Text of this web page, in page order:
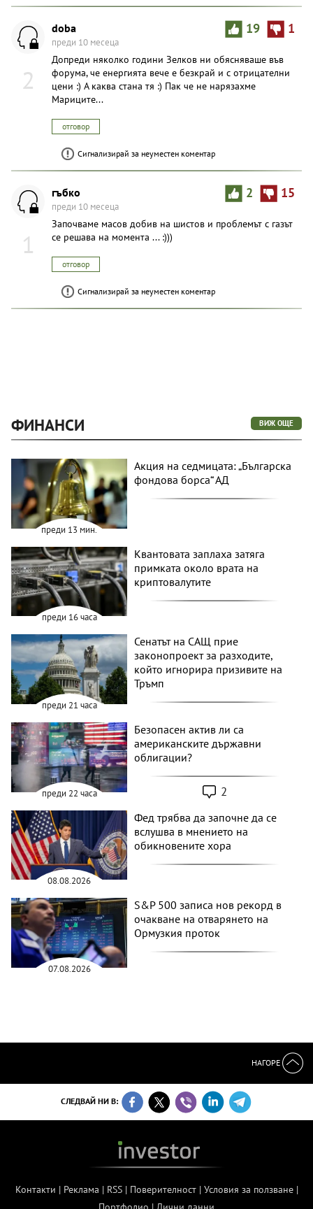
2
19 1
doba
преди 10 месеца
Допреди няколко години Зелков ни обясняваше във
форума, че енергията вече е безкрай и с отрицателни
цени :) А каква стана тя :) Пак че не нарязахме
Мариците...
отговор
Сигнализирай за неуместен коментар
1
2 15
гъбко
преди 10 месеца
Започваме масов добив на шистов и проблемът с газът
се решава на момента ... :)))
отговор
Сигнализирай за неуместен коментар
ФИНАНСИ ВИЖ ОЩЕ
преди 13 мин.
Акция на седмицата: „Българска
фондова борса“ АД
преди 16 часа
Квантовата заплаха затяга
примката около врата на
криптовалутите
преди 21 часа
Сенатът на САЩ прие
законопроект за разходите,
който игнорира призивите на
Тръмп
преди 22 часа
Безопасен актив ли са
американските държавни
облигации?
2
08.08.2026
Фед трябва да започне да се
вслушва в мнението на
обикновените хора
07.08.2026
S&P 500 записа нов рекорд в
очакване на отварянето на
Ормузкия проток
НАГОРЕ
СЛЕДВАЙ НИ В:
Контакти | Реклама | RSS| Поверителност| Условия за ползване|